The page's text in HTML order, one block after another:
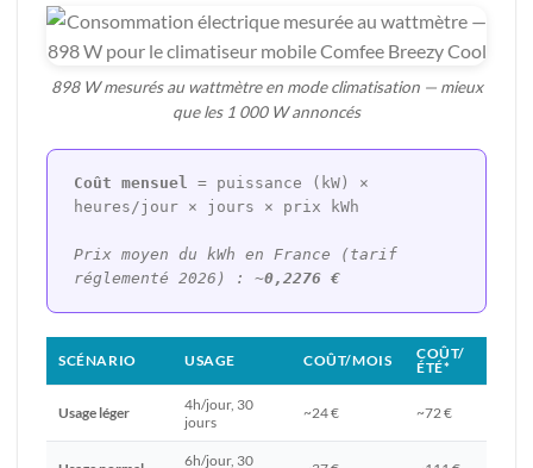
898 W mesurés au wattmètre en mode climatisation — mieux
que les 1 000 W annoncés
Coût mensuel
= puissance (kW) ×
heures/jour × jours × prix kWh
Prix moyen du kWh en France (tarif
réglementé 2026) : ~0,2276 €
SCÉNARIO USAGE COÛT/MOIS
COÛT/
ÉTÉ*
Usage léger
4h/jour, 30
jours
~24 € ~72 €
6h/jour, 30